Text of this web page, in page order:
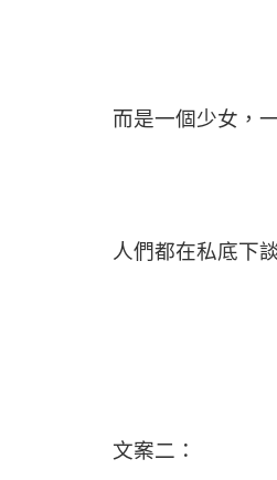
而是一個少女，
人們都在私底下
文案二：